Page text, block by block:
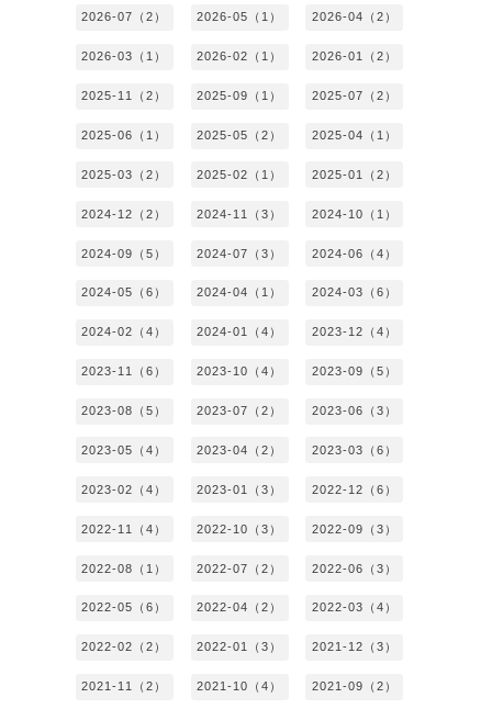
2026-07（2） 2026-05（1） 2026-04（2）
2026-03（1） 2026-02（1） 2026-01（2）
2025-11（2） 2025-09（1） 2025-07（2）
2025-06（1） 2025-05（2） 2025-04（1）
2025-03（2） 2025-02（1） 2025-01（2）
2024-12（2） 2024-11（3） 2024-10（1）
2024-09（5） 2024-07（3） 2024-06（4）
2024-05（6） 2024-04（1） 2024-03（6）
2024-02（4） 2024-01（4） 2023-12（4）
2023-11（6） 2023-10（4） 2023-09（5）
2023-08（5） 2023-07（2） 2023-06（3）
2023-05（4） 2023-04（2） 2023-03（6）
2023-02（4） 2023-01（3） 2022-12（6）
2022-11（4） 2022-10（3） 2022-09（3）
2022-08（1） 2022-07（2） 2022-06（3）
2022-05（6） 2022-04（2） 2022-03（4）
2022-02（2） 2022-01（3） 2021-12（3）
2021-11（2） 2021-10（4） 2021-09（2）